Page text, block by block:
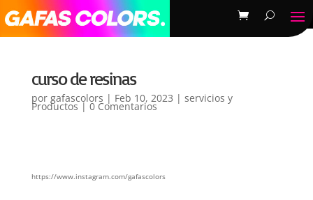
curso de resinas
por gafascolors | Feb 10, 2023 | servicios y
Productos|0 Comentarios
https://www.instagram.com/gafascolors